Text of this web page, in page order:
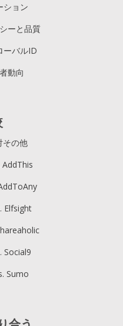
ション
ーと品質
ーバルID
動向
その他
AddThis
Elfsight
Social9
Sumo